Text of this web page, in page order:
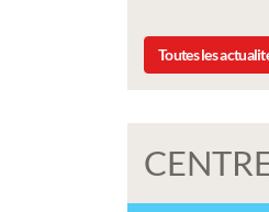
Toutes les